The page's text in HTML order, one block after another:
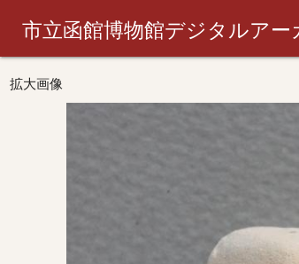
市立函館博物館デジタルアーカ
拡大画像